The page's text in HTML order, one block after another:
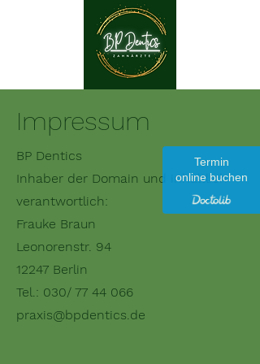
Termin
online buchen
Impressum
BP Dentics
Inhaber der Domain und inhaltlich
verantwortlich:
Frauke Braun
Leonorenstr. 94
12247 Berlin
Tel.: 030/ 77 44 066
praxis@bpdentics.de